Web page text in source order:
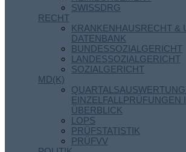
SWISSDRG
RECHT
KRANKENHAUSRECHT &
DATENBANK
BUNDESSOZIALGERICHT
LANDESSOZIALGERICHT
SOZIALGERICHT
MD(K)
EINZELFALLPRÜFUNGEN
ÜBERBLICK
LOPS
PRÜFSTATISTIK
PRÜFVV